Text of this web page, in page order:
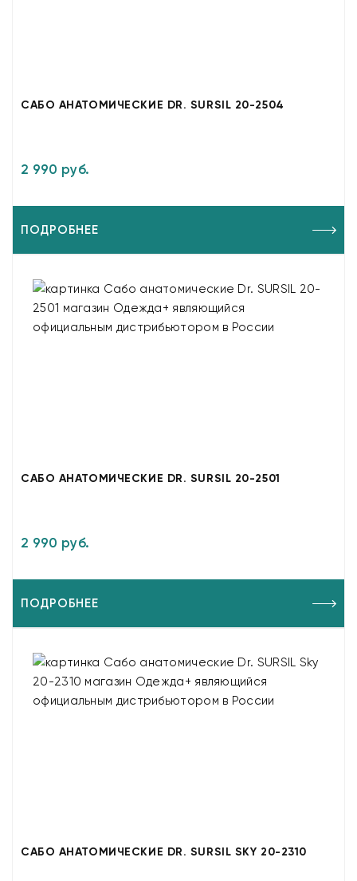
САБО АНАТОМИЧЕСКИЕ DR. SURSIL 20-2504
2 990 руб.
ПОДРОБНЕЕ
САБО АНАТОМИЧЕСКИЕ DR. SURSIL 20-2501
2 990 руб.
ПОДРОБНЕЕ
САБО АНАТОМИЧЕСКИЕ DR. SURSIL SKY 20-2310